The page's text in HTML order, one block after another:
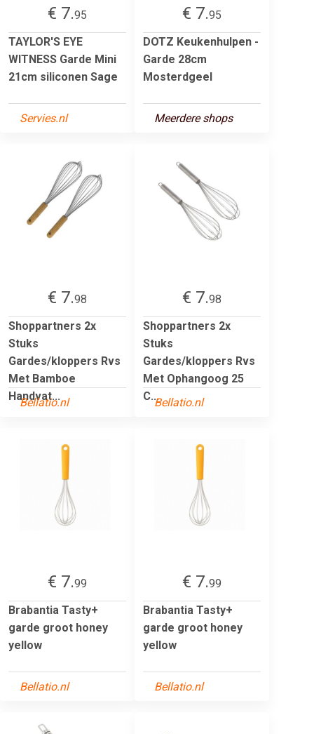
€ 7.95
TAYLOR'S EYE
WITNESS Garde Mini
21cm siliconen Sage
Servies.nl
€ 7.95
DOTZ Keukenhulpen -
Garde 28cm
Mosterdgeel
Meerdere shops
€ 7.98
Shoppartners 2x
Stuks
Gardes/kloppers Rvs
Met Bamboe
Handvat...
Bellatio.nl
€ 7.98
Shoppartners 2x
Stuks
Gardes/kloppers Rvs
Met Ophangoog 25
C...Bellatio.nl
€ 7.99
Brabantia Tasty+
garde groot honey
yellow
Bellatio.nl
€ 7.99
Brabantia Tasty+
garde groot honey
yellow
Bellatio.nl